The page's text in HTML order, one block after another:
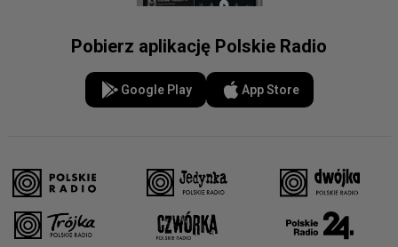
Pobierz aplikację Polskie Radio
Google Play App Store